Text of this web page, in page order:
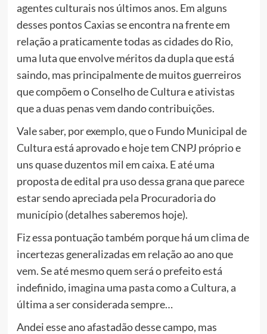
agentes culturais nos últimos anos. Em alguns
desses pontos Caxias se encontra na frente em
relação a praticamente todas as cidades do Rio,
uma luta que envolve méritos da dupla que está
saindo, mas principalmente de muitos guerreiros
que compõem o Conselho de Cultura e ativistas
que a duas penas vem dando contribuições.
Vale saber, por exemplo, que o Fundo Municipal de
Cultura está aprovado e hoje tem CNPJ próprio e
uns quase duzentos mil em caixa. E até uma
proposta de edital pra uso dessa grana que parece
estar sendo apreciada pela Procuradoria do
município (detalhes saberemos hoje).
Fiz essa pontuação também porque há um clima de
incertezas generalizadas em relação ao ano que
vem. Se até mesmo quem será o prefeito está
indefinido, imagina uma pasta como a Cultura, a
última a ser considerada sempre…
Andei esse ano afastadão desse campo, mas